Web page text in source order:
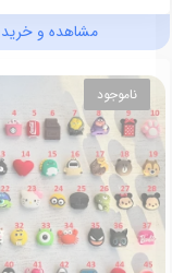
مشاهده و خرید
ناموجود